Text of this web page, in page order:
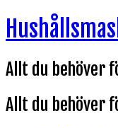
Hoppa
till
Allt du behöver
Allt du behöver